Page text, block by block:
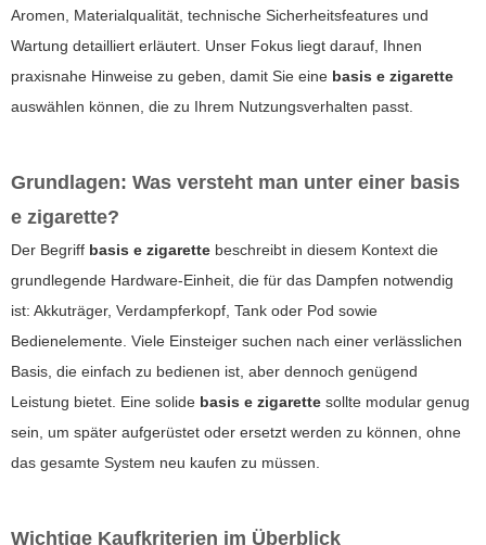
Aromen, Materialqualität, technische Sicherheitsfeatures und
Wartung detailliert erläutert. Unser Fokus liegt darauf, Ihnen
praxisnahe Hinweise zu geben, damit Sie eine basis e zigarette
auswählen können, die zu Ihrem Nutzungsverhalten passt.
Grundlagen: Was versteht man unter einer basis
e zigarette?
Der Begriff basis e zigarette beschreibt in diesem Kontext die
grundlegende Hardware-Einheit, die für das Dampfen notwendig
ist: Akkuträger, Verdampferkopf, Tank oder Pod sowie
Bedienelemente. Viele Einsteiger suchen nach einer verlässlichen
Basis, die einfach zu bedienen ist, aber dennoch genügend
Leistung bietet. Eine solide basis e zigarette sollte modular genug
sein, um später aufgerüstet oder ersetzt werden zu können, ohne
das gesamte System neu kaufen zu müssen.
Wichtige Kaufkriterien im Überblick